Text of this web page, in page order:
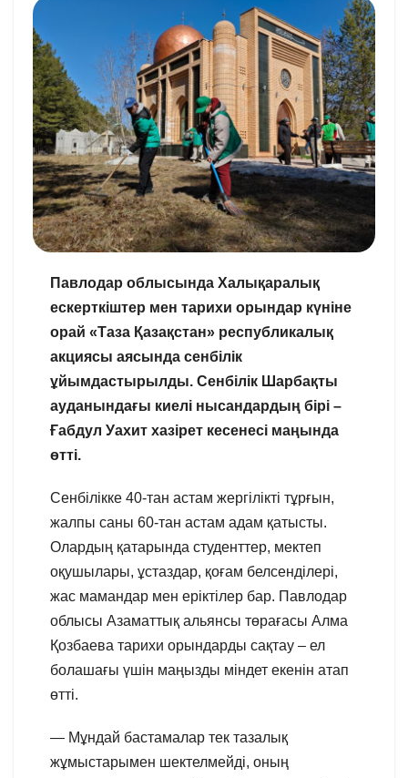
Павлодар облысында Халықаралық
ескерткіштер мен тарихи орындар күніне
орай «Таза Қазақстан» республикалық
акциясы аясында сенбілік
ұйымдастырылды. Сенбілік Шарбақты
ауданындағы киелі нысандардың бірі –
Ғабдул Уахит хазірет кесенесі маңында
өтті.
Сенбілікке 40-тан астам жергілікті тұрғын,
жалпы саны 60-тан астам адам қатысты.
Олардың қатарында студенттер, мектеп
оқушылары, ұстаздар, қоғам белсенділері,
жас мамандар мен еріктілер бар. Павлодар
облысы Азаматтық альянсы төрағасы Алма
Қозбаева тарихи орындарды сақтау – ел
болашағы үшін маңызды міндет екенін атап
өтті.
— Мұндай бастамалар тек тазалық
жұмыстарымен шектелмейді, оның